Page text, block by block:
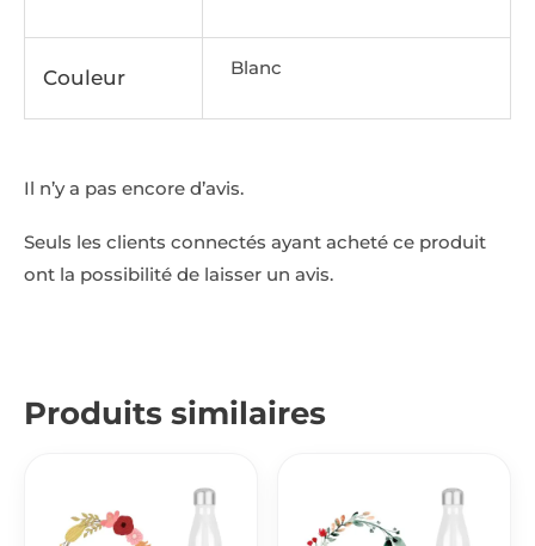
Couleur Blanc
Il n’y a pas encore d’avis.
Seuls les clients connectés ayant acheté ce produit
ont la possibilité de laisser un avis.
Produits similaires